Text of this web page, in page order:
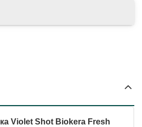
Violet Shot Biokera Fresh